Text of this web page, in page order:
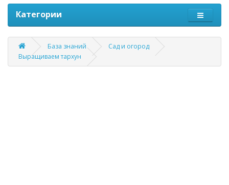
Категории
База знаний
Сад и огород
Выращиваем тархун